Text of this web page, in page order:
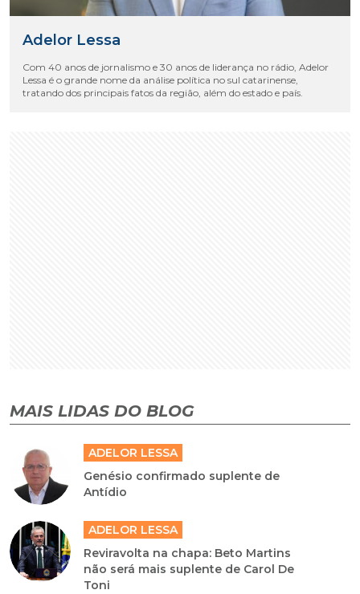
Adelor Lessa
Com 40 anos de jornalismo e 30 anos de liderança no rádio, Adelor
Lessa é o grande nome da análise política no sul catarinense,
tratando dos principais fatos da região, além do estado e país.
MAIS LIDAS DO BLOG
ADELOR LESSA
Genésio confirmado suplente de
Antídio
ADELOR LESSA
Reviravolta na chapa: Beto Martins
não será mais suplente de Carol De
Toni